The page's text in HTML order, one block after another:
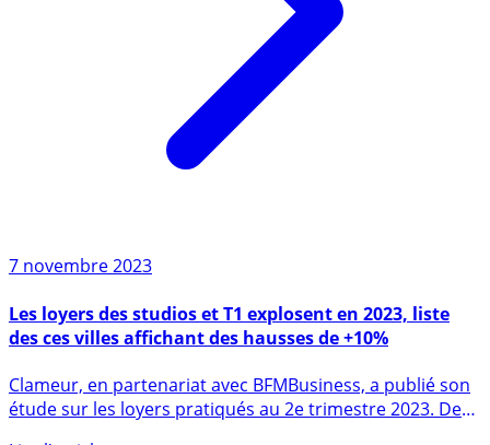
7 novembre 2023
des ces villes affichant des hausses de +10%